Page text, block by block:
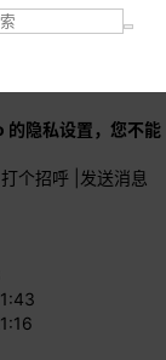
隐私设置，您不能
打个招呼
发送消息